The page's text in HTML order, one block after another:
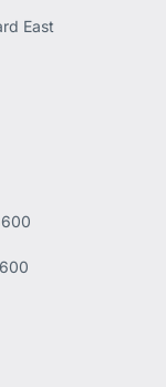
East